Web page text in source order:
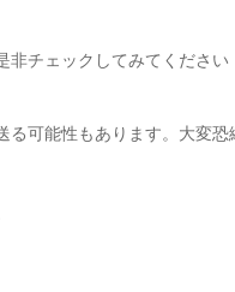
チェックしてみてくださ
可能性もあります。大変